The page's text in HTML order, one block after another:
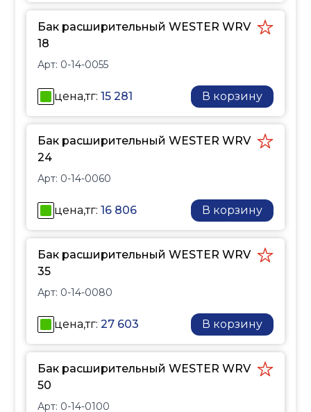
Бак расширительный WESTER WRV
18
Арт: 0-14-0055
цена,тг:15 281 В корзину
Бак расширительный WESTER WRV
24
Арт: 0-14-0060
цена,тг:16 806 В корзину
Бак расширительный WESTER WRV
35
Арт: 0-14-0080
цена,тг:27 603 В корзину
Бак расширительный WESTER WRV
50
Арт: 0-14-0100